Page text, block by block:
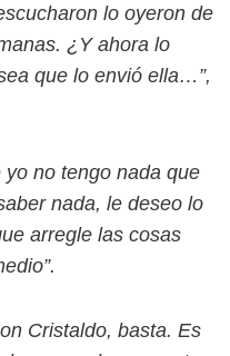
lo oyeron de
¿Y ahora lo
que lo envió ella…”,
yo no tengo nada que
nada, le deseo lo
arregle las cosas
Cristaldo, basta. Es